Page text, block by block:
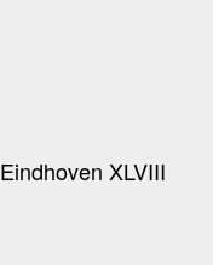
Eindhoven XLVIII